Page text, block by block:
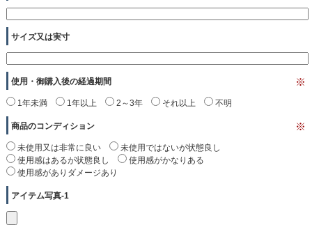
サイズ又は実寸
使用・御購入後の経過期間 ※
1年未満 1年以上 2～3年 それ以上 不明
商品のコンディション ※
未使用又は非常に良い
未使用ではないが状態良し
使用感はあるが状態良し
使用感がかなりある
使用感がありダメージあり
アイテム写真-1